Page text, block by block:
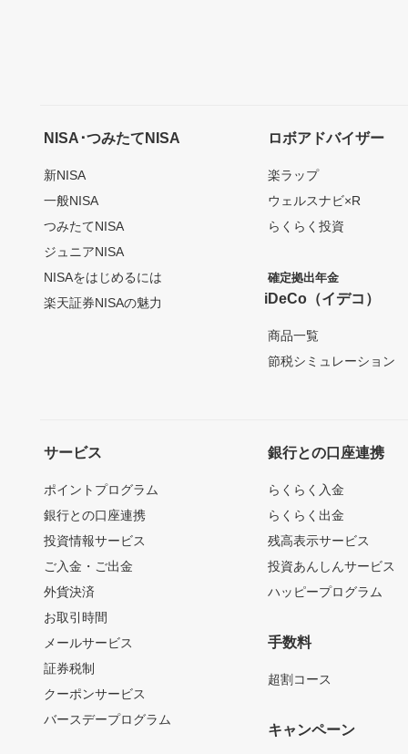
NISA･つみたてNISA
新NISA
一般NISA
つみたてNISA
ジュニアNISA
NISAをはじめるには
楽天証券NISAの魅力
ロボアドバイザー
楽ラップ
ウェルスナビ×R
らくらく投資
確定拠出年金
iDeCo（イデコ）
商品一覧
節税シミュレーション
サービス
ポイントプログラム
銀行との口座連携
投資情報サービス
ご入金・ご出金
外貨決済
お取引時間
メールサービス
証券税制
クーポンサービス
バースデープログラム
銀行との口座連携
らくらく入金
らくらく出金
残高表示サービス
投資あんしんサービス
ハッピープログラム
手数料
超割コース
キャンペーン